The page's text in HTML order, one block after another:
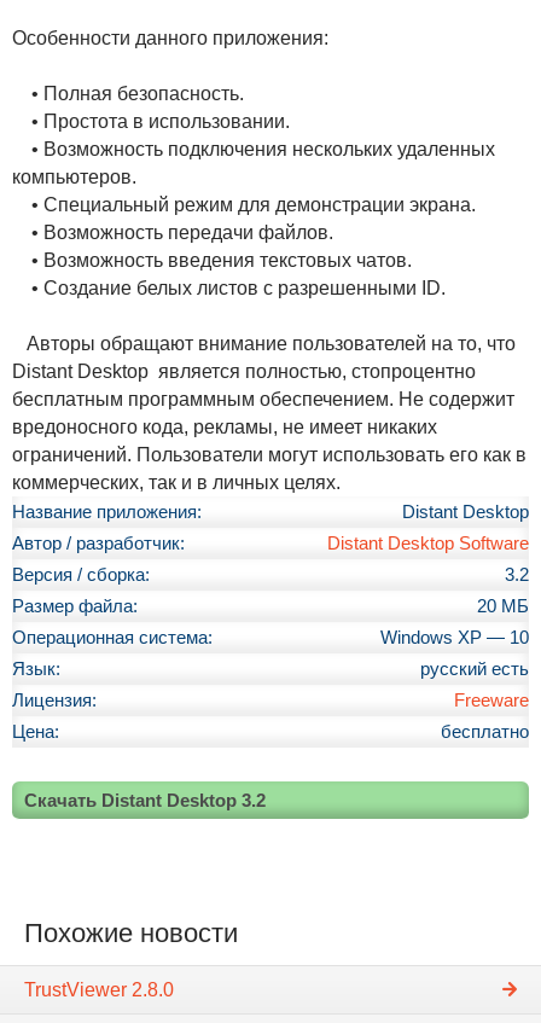
Особенности данного приложения:
• Полная безопасность.
• Простота в использовании.
• Возможность подключения нескольких удаленных
компьютеров.
• Специальный режим для демонстрации экрана.
• Возможность передачи файлов.
• Возможность введения текстовых чатов.
• Создание белых листов с разрешенными ID.
Авторы обращают внимание пользователей на то, что
Distant Desktop является полностью, стопроцентно
бесплатным программным обеспечением. Не содержит
вредоносного кода, рекламы, не имеет никаких
ограничений. Пользователи могут использовать его как в
коммерческих, так и в личных целях.
Название приложения:
Distant Desktop
Автор / разработчик:
Distant Desktop Software
Версия / сборка:
3.2
Размер файла:
20 МБ
Операционная система:
Windows XP — 10
Язык:
русский есть
Лицензия:
Freeware
Цена:
бесплатно
Скачать Distant Desktop 3.2
Похожие новости
TrustViewer 2.8.0